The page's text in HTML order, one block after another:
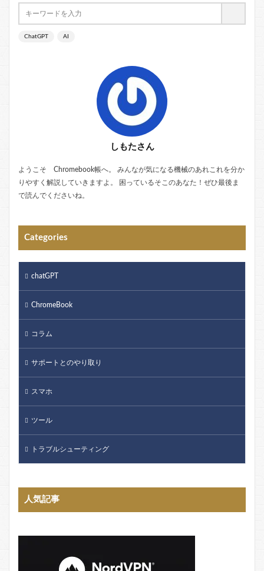
ChatGPT AI
しもたさん
ようこそ Chromebook帳へ。 みんなが気になる機械のあれこれを分か
りやすく解説していきますよ。 困っているそこのあなた！ぜひ最後ま
で読んでくださいね。
Categories
chatGPT
ChromeBook
コラム
サポートとのやり取り
スマホ
ツール
トラブルシューティング
人気記事